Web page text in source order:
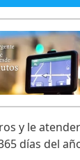
y le
días del